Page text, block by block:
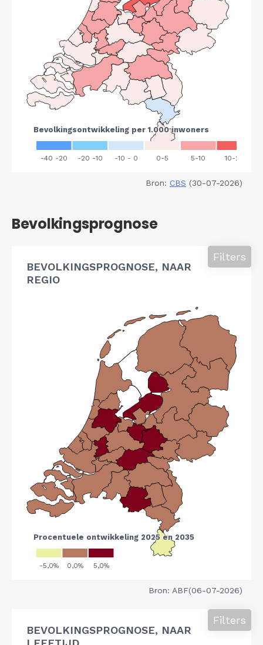
Bron: CBS (30-07-2026)
Bevolkingsprognose
BEVOLKINGSPROGNOSE, NAAR
REGIO
Filters
Bron: ABF(06-07-2026)
BEVOLKINGSPROGNOSE, NAAR
Filters